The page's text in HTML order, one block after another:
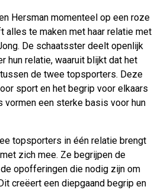
Hersman momenteel op een roze
alles te maken met haar relatie met
De schaatsster deelt openlijk
hun relatie, waaruit blijkt dat het
de twee topsporters. Deze
sport en het begrip voor elkaars
vormen een sterke basis voor hun
topsporters in één relatie brengt
zich mee. Ze begrijpen de
opofferingen die nodig zijn om
creëert een diepgaand begrip en